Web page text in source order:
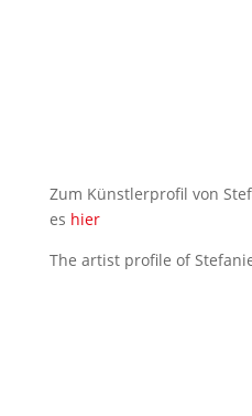
Zum Künstlerprofil von
es hier
The artist profile of